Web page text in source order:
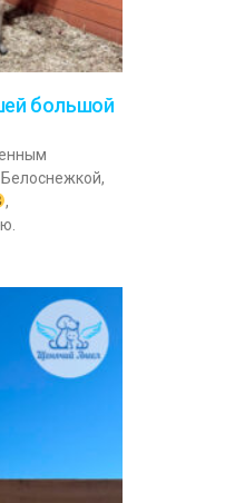
большой
,